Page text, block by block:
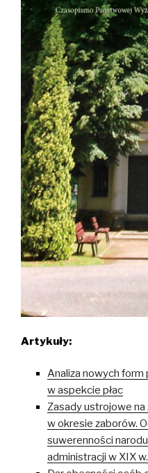
Artykuły:
Analiza nowych
w aspekcie płac
Zasady ustrojowe na
w okresie zaborów.
suwerenności
administracji w XIX w.